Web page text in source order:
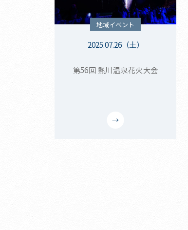
地域イベント
2025.07.26（土）
第56回 熱川温泉花火大会